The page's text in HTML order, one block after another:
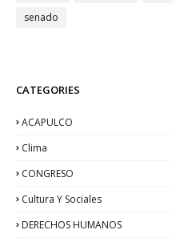
senado
CATEGORIES
ACAPULCO
Clima
CONGRESO
Cultura Y Sociales
DERECHOS HUMANOS